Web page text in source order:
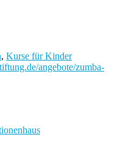
, Kurse für Kinder
angebote/zumba-